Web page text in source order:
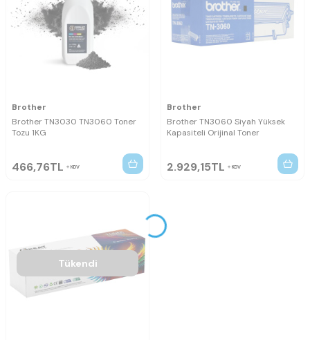
Brother
Brother TN3030 TN3060 Toner
Tozu 1KG
466,76TL KDV
Brother
Brother TN3060 Siyah Yüksek
Kapasiteli Orijinal Toner
2.929,15TL KDV
Tükendi